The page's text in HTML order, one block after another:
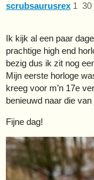
scrubsaurusrex 30
1
Ik kijk al een paar
prachtige high end
bezig dus ik zit nog
Mijn eerste horloge
kreeg voor m’n 17e
benieuwd naar die
Fijne dag!